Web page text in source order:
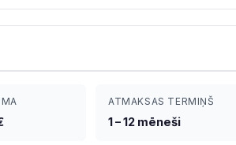
ATMAKSAS TERMIŅŠ
1 – 12 mēneši